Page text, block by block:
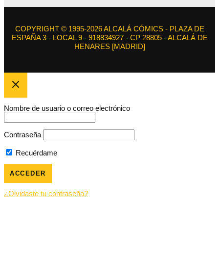
COPYRIGHT © 1995-2026 ALCALÁ CÓMICS - PLAZA DE
ESPAÑA 3 - LOCAL 9 - 918834927 - CP 28805 - ALCALÁ DE
HENARES [MADRID]
Nombre de usuario o correo electrónico
Contraseña
Recuérdame
¿Olvidaste tu contraseña?